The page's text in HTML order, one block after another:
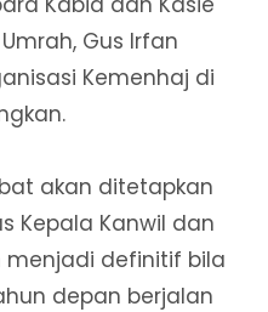
Gus Irfan
Kemenhaj di
akan ditetapkan
Kepala Kanwil dan
menjadi definitif bila
depan berjalan